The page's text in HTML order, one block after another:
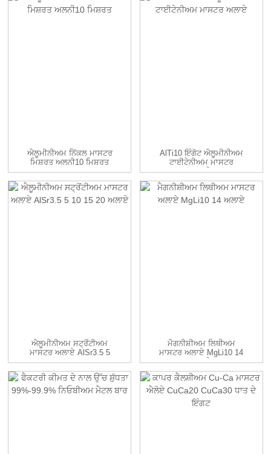
ਐਲੂਮੀਨੀਅਮ ਨਿੱਕਲ ਮਾਸਟਰ
ਮਿਸ਼ਰਤ ਅਲਨੀ10 ਮਿਸ਼ਰਤ
AlTi10 ਇੰਗੋਟ ਐਲੂਮੀਨੀਅਮ
ਟਾਈਟੇਨੀਅਮ ਮਾਸਟਰ
ਅਲਾਏ
ਐਲੂਮੀਨੀਅਮ ਸਟ੍ਰੋਂਟੀਅਮ
ਮਾਸਟਰ ਅਲਾਏ AlSr3.5 5
10 15...
ਮੈਗਨੀਸ਼ੀਅਮ ਲਿਥੀਅਮ
ਮਾਸਟਰ ਅਲਾਏ MgLi10 14
ਅਲਾਏ